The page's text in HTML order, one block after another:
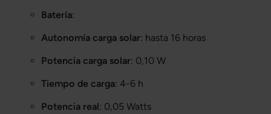
Batería:
Autonomía carga solar: hasta 16 horas
Potencia carga solar: 0,10 W
Tiempo de carga: 4-6 h
Potencia real: 0,05 Watts